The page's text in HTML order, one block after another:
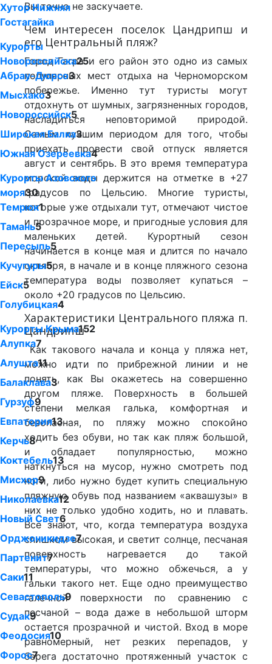
Хутор Нижняя
Гостагайка
Курорты
Новороссийска25
Абрау-Дюрсо3
Мысхако3
Новороссийск5
Широкая Балка3
Южная Озереевка4
Курорты Азовского
моря30
Темрюк1
Тамань5
Пересыпь5
Кучугуры5
Ейск5
Голубицкая4
Курорты Крыма152
Алупка7
Алушта11
Балаклава3
Гурзуф9
Евпатория13
Керчь8
Коктебель13
Мисхор9
Николаевка12
Новый Свет6
Орджоникидзе7
Партенит7
Саки11
Севастополь9
Судак9
Феодосия10
Форос7
Вы точно не заскучаете.
Чем интересен поселок Цандрипш и
его Центральный пляж?
Город Гагра и его район это одно из самых
популярных мест отдыха на Черноморском
побережье. Именно тут туристы могут
отдохнуть от шумных, загрязненных городов,
насладиться неповторимой природой.
Самым лучшим периодом для того, чтобы
приехать провести свой отпуск является
август и сентябрь. В это время температура
морской воды держится на отметке в +27
градусов по Цельсию. Многие туристы,
которые уже отдыхали тут, отмечают чистое
и прозрачное море, и пригодные условия для
маленьких детей. Курортный сезон
начинается в конце мая и длится по начало
октября, в начале и в конце пляжного сезона
температура воды позволяет купаться –
около +20 градусов по Цельсию.
Характеристики Центрального пляжа п.
Цандрипш
Как такового начала и конца у пляжа нет,
можно идти по прибрежной линии и не
понять, как Вы окажетесь на совершенно
другом пляже. Поверхность в большей
степени мелкая галька, комфортная и
безопасная, по пляжу можно спокойно
ходить без обуви, но так как пляж большой,
и обладает популярностью, можно
наткнуться на мусор, нужно смотреть под
ноги, либо нужно будет купить специальную
пляжную обувь под названием «аквашузы» в
них не только удобно ходить, но и плавать.
Все знают, что, когда температура воздуха
слишком высокая, и светит солнце, песчаная
поверхность нагревается до такой
температуры, что можно обжечься, а у
гальки такого нет. Еще одно преимущество
галечной поверхности по сравнению с
песчаной – вода даже в небольшой шторм
остается прозрачной и чистой. Вход в море
равномерный, нет резких перепадов, у
берега достаточно протяженный участок с